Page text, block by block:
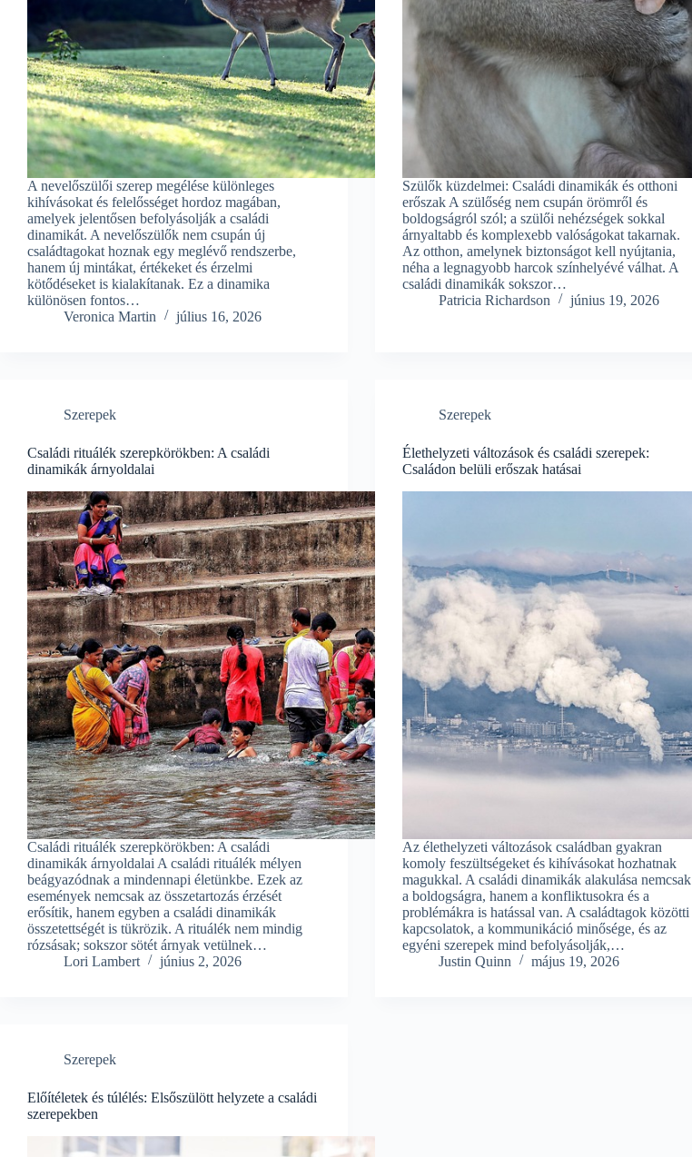
A nevelőszülői szerep megélése különleges
kihívásokat és felelősséget hordoz magában,
amelyek jelentősen befolyásolják a családi
dinamikát. A nevelőszülők nem csupán új
családtagokat hoznak egy meglévő rendszerbe,
hanem új mintákat, értékeket és érzelmi
kötődéseket is kialakítanak. Ez a dinamika
különösen fontos…
Veronica Martin
július 16, 2026
Szülők küzdelmei: Családi dinamikák és otthoni
erőszak A szülőség nem csupán örömről és
boldogságról szól; a szülői nehézségek sokkal
árnyaltabb és komplexebb valóságokat takarnak.
Az otthon, amelynek biztonságot kell nyújtania,
néha a legnagyobb harcok színhelyévé válhat. A
családi dinamikák sokszor…
Patricia Richardson
június 19, 2026
Szerepek
Családi rituálék szerepkörökben: A családi
dinamikák árnyoldalai
Családi rituálék szerepkörökben: A családi
dinamikák árnyoldalai A családi rituálék mélyen
beágyazódnak a mindennapi életünkbe. Ezek az
események nemcsak az összetartozás érzését
erősítik, hanem egyben a családi dinamikák
összetettségét is tükrözik. A rituálék nem mindig
rózsásak; sokszor sötét árnyak vetülnek…
Lori Lambert
június 2, 2026
Szerepek
Élethelyzeti változások és családi szerepek:
Családon belüli erőszak hatásai
Az élethelyzeti változások családban gyakran
komoly feszültségeket és kihívásokat hozhatnak
magukkal. A családi dinamikák alakulása nemcsak
a boldogságra, hanem a konfliktusokra és a
problémákra is hatással van. A családtagok közötti
kapcsolatok, a kommunikáció minősége, és az
egyéni szerepek mind befolyásolják,…
Justin Quinn
május 19, 2026
Szerepek
Előítéletek és túlélés: Elsőszülött helyzete a családi
szerepekben